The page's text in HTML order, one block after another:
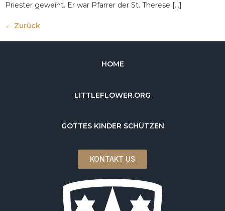
Priester geweiht. Er war Pfarrer der St. Therese […]
← Zurück
HOME
LITTLEFLOWER.ORG
GOTTES KINDER SCHÜTZEN
KONTAKT US